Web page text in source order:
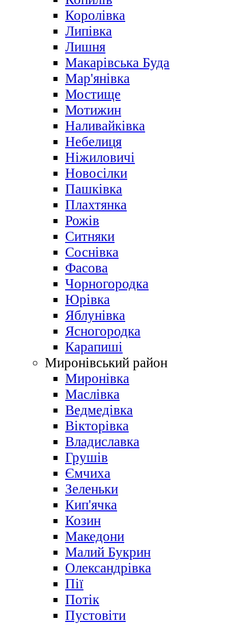
Королівка
Липівка
Лишня
Макарівська Буда
Мар'янівка
Мостище
Мотижин
Наливайківка
Небелиця
Ніжиловичі
Новосілки
Пашківка
Плахтянка
Рожів
Ситняки
Соснівка
Фасова
Чорногородка
Юрівка
Яблунівка
Ясногородка
Карапиші
Миронівський район
Миронівка
Маслівка
Ведмедівка
Вікторівка
Владиславка
Грушів
Ємчиха
Зеленьки
Кип'ячка
Козин
Македони
Малий Букрин
Олександрівка
Пії
Потік
Пустовіти